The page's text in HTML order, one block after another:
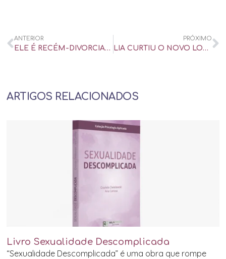
ANTERIOR
ELE É RECÉM-DIVORCIADO E NÃO QUER COMPROMISSO. COMO NÃO CRIAR EXPECTATIVAS? – UOL UNIVERSA
PRÓXIMO
LIA CURTIU O NOVO LOOK DO MARIDO. MAS NÃO ERA PRA ELA, ERA PARA O PALMEIRAS – UOL UNIVERSA
ARTIGOS RELACIONADOS
Livro Sexualidade Descomplicada
“Sexualidade Descomplicada” é uma obra que rompe